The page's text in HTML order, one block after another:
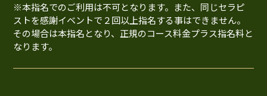
※本指名でのご利用は不可となります。また、同じセラピ
ストを感謝イベントで２回以上指名する事はできません。
その場合は本指名となり、正規のコース料金プラス指名料と
なります。